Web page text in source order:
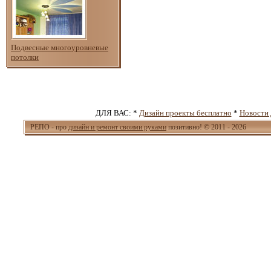
Подвесные многоуровневые
потолки
ДЛЯ ВАС: * Дизайн проекты бесплатно * Новости
РЕПО - про дизайн и ремонт своими руками позитивно! © 2011 - 2026